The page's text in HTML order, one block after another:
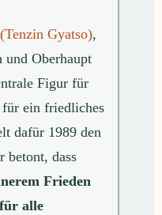
Gyatso),
und Oberhaupt
Figur für
ein friedliches
dafür 1989 den
betont, dass
Frieden
alle